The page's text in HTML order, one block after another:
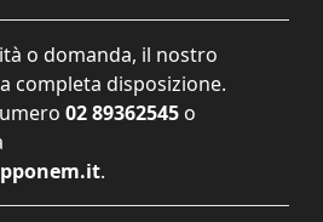
o domanda, il nostro
completa disposizione.
02 89362545 o
.